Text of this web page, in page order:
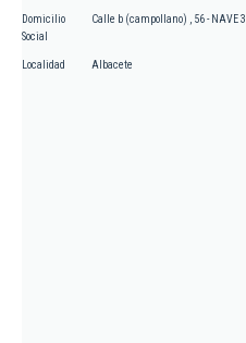
Domicilio
Social
Calle b (campollano) , 56 - NAVE 3
Localidad Albacete